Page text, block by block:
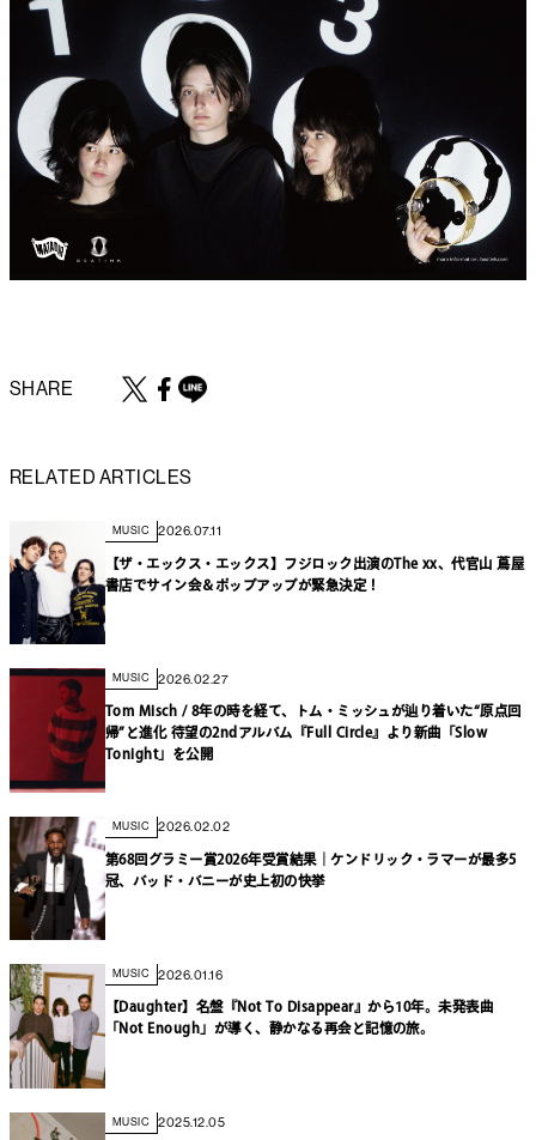
SHARE
RELATED ARTICLES
MUSIC 2026.07.11
【ザ・エックス・エックス】フジロック出演のThe xx、代官山 蔦屋
書店でサイン会＆ポップアップが緊急決定！
MUSIC 2026.02.27
Tom Misch / 8年の時を経て、トム・ミッシュが辿り着いた“原点回
帰”と進化 待望の2ndアルバム『Full Circle』より新曲「Slow
Tonight」を公開
MUSIC 2026.02.02
第68回グラミー賞2026年受賞結果｜ケンドリック・ラマーが最多5
冠、バッド・バニーが史上初の快挙
MUSIC 2026.01.16
【Daughter】名盤『Not To Disappear』から10年。未発表曲
「Not Enough」が導く、静かなる再会と記憶の旅。
MUSIC 2025.12.05